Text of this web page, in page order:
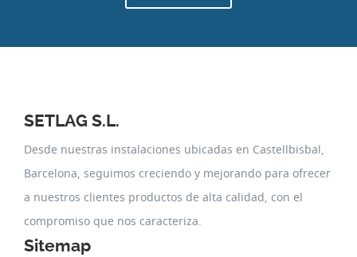
SETLAG S.L.
Desde nuestras instalaciones ubicadas en Castellbisbal,
Barcelona, seguimos creciendo y mejorando para ofrecer
a nuestros clientes productos de alta calidad, con el
compromiso que nos caracteriza.
Sitemap